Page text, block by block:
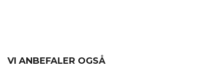
VI ANBEFALER OGSÅ